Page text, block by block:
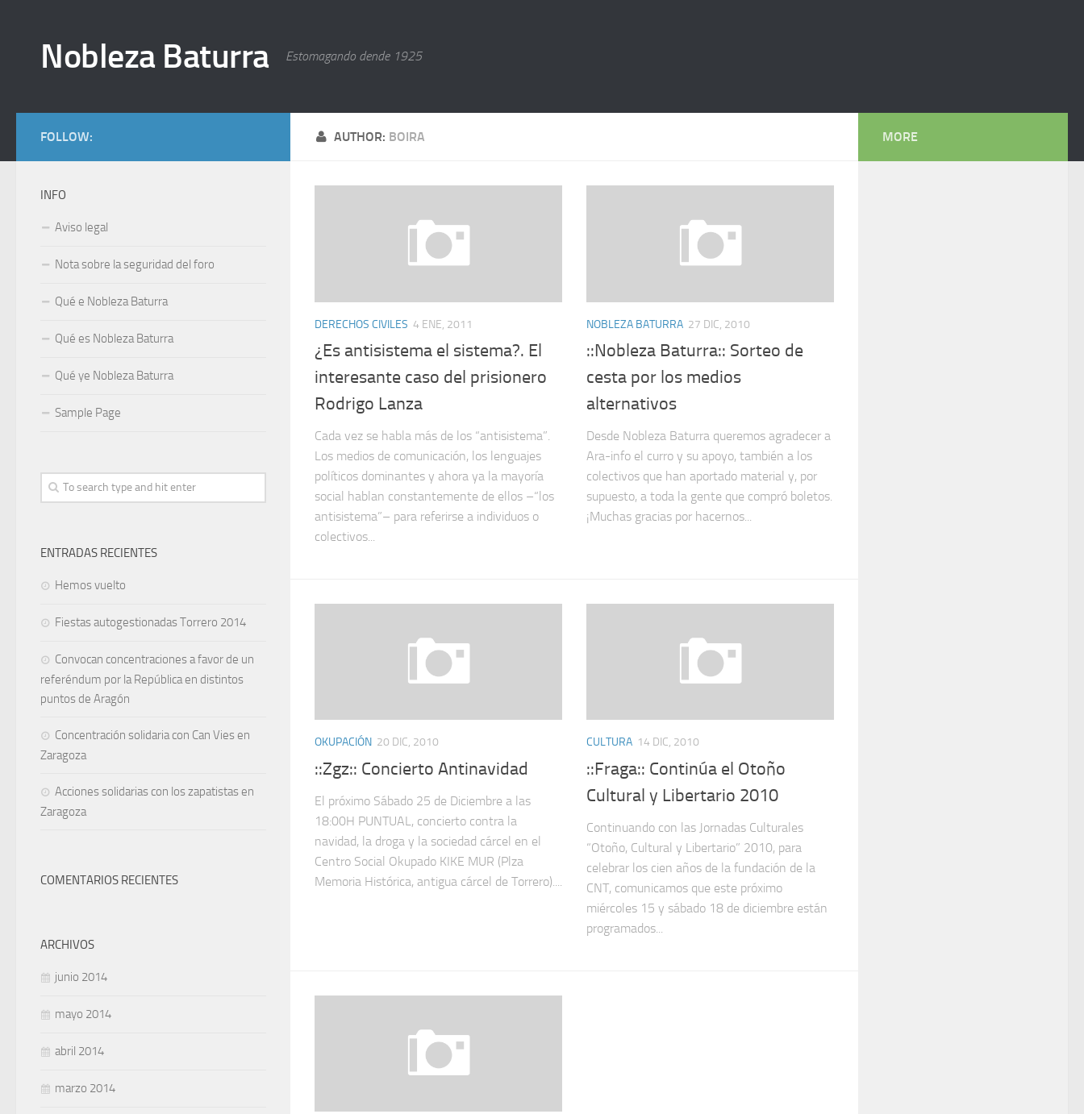
Nobleza Baturra Estomagando dende 1925
AUTHOR: BOIRA
DERECHOS CIVILES 4 ENE, 2011
¿Es antisistema el sistema?. El
interesante caso del prisionero
Rodrigo Lanza
Cada vez se habla más de los “antisistema”.
Los medios de comunicación, los lenguajes
políticos dominantes y ahora ya la mayoría
social hablan constantemente de ellos –“los
antisistema”– para referirse a individuos o
colectivos...
NOBLEZA BATURRA 27 DIC, 2010
::Nobleza Baturra:: Sorteo de
cesta por los medios
alternativos
Desde Nobleza Baturra queremos agradecer a
Ara-info el curro y su apoyo, también a los
colectivos que han aportado material y, por
supuesto, a toda la gente que compró boletos.
¡Muchas gracias por hacernos...
OKUPACIÓN 20 DIC, 2010
::Zgz:: Concierto Antinavidad
El próximo Sábado 25 de Diciembre a las
18:00H PUNTUAL, concierto contra la
navidad, la droga y la sociedad cárcel en el
Centro Social Okupado KIKE MUR (Plza
Memoria Histórica, antigua cárcel de Torrero)....
CULTURA 14 DIC, 2010
::Fraga:: Continúa el Otoño
Cultural y Libertario 2010
Continuando con las Jorna­das Culturales
“Otoño, Cultural y Liberta­rio” 2010, para
celebrar los cien años de la funda­ción de la
CNT, comunica­mos que este próximo
miércoles 15 y sábado 18 de diciembre están
programa­dos...
FOLLOW:
INFO
Aviso legal
Nota sobre la seguridad del foro
Qué e Nobleza Baturra
Qué es Nobleza Baturra
Qué ye Nobleza Baturra
Sample Page
ENTRADAS RECIENTES
Hemos vuelto
Fiestas autogestionadas Torrero 2014
Convocan concentraciones a favor de un
referéndum por la República en distintos
puntos de Aragón
Concentración solidaria con Can Vies en
Zaragoza
Acciones solidarias con los zapatistas en
Zaragoza
COMENTARIOS RECIENTES
ARCHIVOS
junio 2014
mayo 2014
abril 2014
marzo 2014
MORE